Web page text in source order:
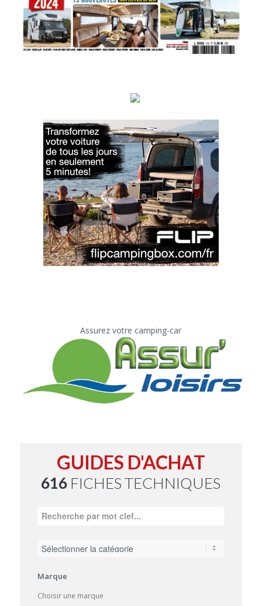
Assurez votre camping-car
GUIDES D'ACHAT
616 FICHES TECHNIQUES
Marque
Choisir une marque